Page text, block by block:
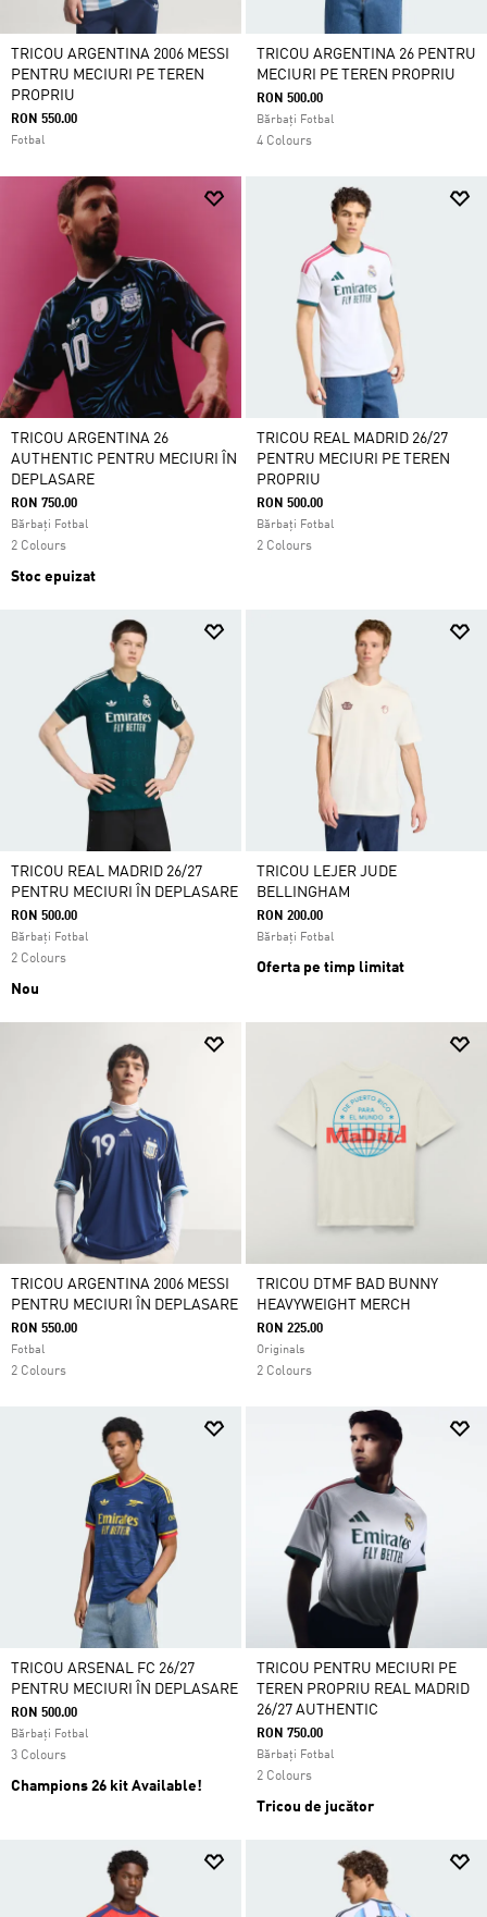
TRICOU ARGENTINA 2006 MESSI
PENTRU MECIURI PE TEREN
PROPRIU
RON 550.00
Fotbal
TRICOU ARGENTINA 26 PENTRU
MECIURI PE TEREN PROPRIU
RON 500.00
Bărbați Fotbal
4 Colours
TRICOU ARGENTINA 26
AUTHENTIC PENTRU MECIURI ÎN
DEPLASARE
RON 750.00
Bărbați Fotbal
2 Colours
Stoc epuizat
TRICOU REAL MADRID 26/27
PENTRU MECIURI PE TEREN
PROPRIU
RON 500.00
Bărbați Fotbal
2 Colours
TRICOU REAL MADRID 26/27
PENTRU MECIURI ÎN DEPLASARE
RON 500.00
Bărbați Fotbal
2 Colours
Nou
TRICOU LEJER JUDE
BELLINGHAM
RON 200.00
Bărbați Fotbal
Oferta pe timp limitat
TRICOU ARGENTINA 2006 MESSI
PENTRU MECIURI ÎN DEPLASARE
RON 550.00
Fotbal
2 Colours
TRICOU DTMF BAD BUNNY
HEAVYWEIGHT MERCH
RON 225.00
Originals
2 Colours
TRICOU ARSENAL FC 26/27
PENTRU MECIURI ÎN DEPLASARE
RON 500.00
Bărbați Fotbal
3 Colours
Champions 26 kit Available!
TRICOU PENTRU MECIURI PE
TEREN PROPRIU REAL MADRID
26/27 AUTHENTIC
RON 750.00
Bărbați Fotbal
2 Colours
Tricou de jucător